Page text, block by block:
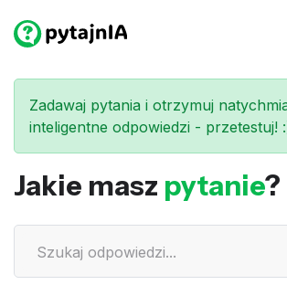
Zadawaj pytania i otrzymuj
inteligentne odpowiedzi - przetestuj!
Jakie masz pytanie?